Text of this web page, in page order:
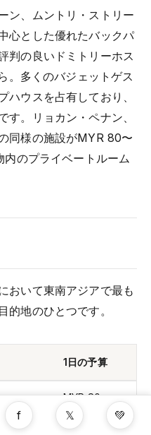
ン、ムントリ・ストリー
心とした優れたバックパ
判の良いドミトリーホス
。多くのバジェットゲス
ハウスを占有しており、
す。リョカン・ペナン、
同様の施設がMYR 80〜
のプライベートルーム
おいて東南アジアで最も
的地のひとつです。
1日の予算
トリ
MYR 80〜
120 / USD
f 𝕏 💚